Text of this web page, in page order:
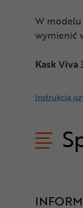
W
wymienić
Kask Viva
Instrukcja